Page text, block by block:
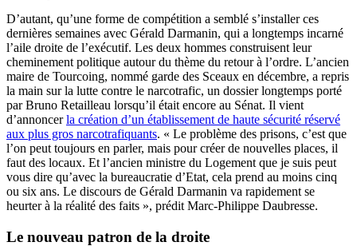
D’autant, qu’une forme de compétition a semblé s’installer ces
dernières semaines avec Gérald Darmanin, qui a longtemps incarné
l’aile droite de l’exécutif. Les deux hommes construisent leur
cheminement politique autour du thème du retour à l’ordre. L’ancien
maire de Tourcoing, nommé garde des Sceaux en décembre, a repris
la main sur la lutte contre le narcotrafic, un dossier longtemps porté
par Bruno Retailleau lorsqu’il était encore au Sénat. Il vient
d’annoncerla création d’un établissement de haute sécurité réservé
aux plus gros narcotrafiquants. « Le problème des prisons, c’est que
l’on peut toujours en parler, mais pour créer de nouvelles places, il
faut des locaux. Et l’ancien ministre du Logement que je suis peut
vous dire qu’avec la bureaucratie d’Etat, cela prend au moins cinq
ou six ans. Le discours de Gérald Darmanin va rapidement se
heurter à la réalité des faits », prédit Marc-Philippe Daubresse.
Le nouveau patron de la droite